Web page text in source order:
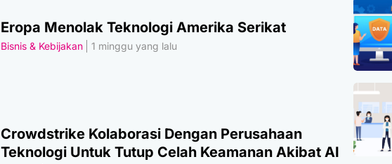
Eropa Menolak Teknologi Amerika Serikat
Bisnis & Kebijakan 1 minggu yang lalu
Crowdstrike Kolaborasi Dengan Perusahaan
Teknologi Untuk Tutup Celah Keamanan Akibat AI